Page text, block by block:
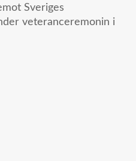
Sveriges
veteranceremonin i